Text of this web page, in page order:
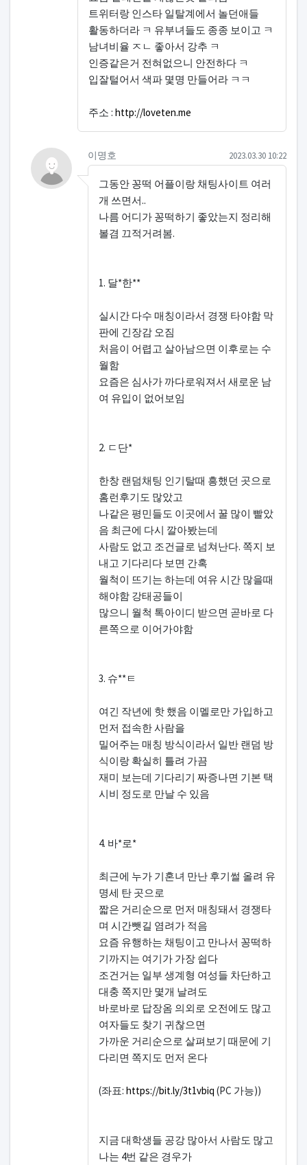
트위터랑 인스타 일탈계에서 놀던애들
활동하더라 ㅋ 유부녀들도 종종 보이고 ㅋ
남녀비율 ㅈㄴ 좋아서 강추 ㅋ
인증같은거 전혀없으니 안전하다 ㅋ
입잘털어서 색파 몇명 만들어라 ㅋㅋ
주소 : http://loveten.me
이명호님의 댓글의
댓글
이명호 작성일
2023.03.30 10:22
그동안 꽁떡 어플이랑 채팅사이트 여러
개 쓰면서..
나름 어디가 꽁떡하기 좋았는지 정리해
볼겸 끄적거려봄.
1. 달*한**
실시간 다수 매칭이라서 경쟁 타야함 막
판에 긴장감 오짐
처음이 어렵고 살아남으면 이후로는 수
월함
요즘은 심사가 까다로워져서 새로운 남
여 유입이 없어보임
2. ㄷ단*
한창 랜덤채팅 인기탈때 흥했던 곳으로
홈런후기도 많았고
나같은 평민들도 이곳에서 꿀 많이 빨았
음 최근에 다시 깔아봤는데
사람도 없고 조건글로 넘쳐난다. 쪽지 보
내고 기다리다 보면 간혹
월척이 뜨기는 하는데 여유 시간 많을때
해야함 강태공들이
많으니 월척 톡아이디 받으면 곧바로 다
른쪽으로 이어가야함
3. 슈**ㅌ
여긴 작년에 핫 했음 이멜로만 가입하고
먼저 접속한 사람을
밀어주는 매칭 방식이라서 일반 랜덤 방
식이랑 확실히 틀려 가끔
재미 보는데 기다리기 짜증나면 기본 택
시비 정도로 만날 수 있음
4. 바*로*
최근에 누가 기혼녀 만난 후기썰 올려 유
명세 탄 곳으로
짧은 거리순으로 먼저 매칭돼서 경쟁타
며 시간뺏길 염려가 적음
요즘 유행하는 채팅이고 만나서 꽁떡하
기까지는 여기가 가장 쉽다
조건거는 일부 생계형 여성들 차단하고
대충 쪽지만 몇개 날려도
바로바로 답장옴 의외로 오전에도 많고
여자들도 찾기 귀찮으면
가까운 거리순으로 살펴보기 때문에 기
다리면 쪽지도 먼저 온다
(좌표: https://bit.ly/3t1vbiq (PC 가능))
지금 대학생들 공강 많아서 사람도 많고
나는 4번 같은 경우가